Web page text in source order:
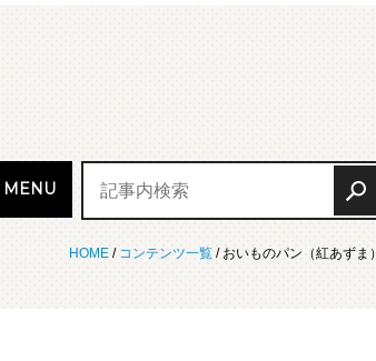
MENU
HOME / コンテンツ一覧 / おいものパン（紅あずま）